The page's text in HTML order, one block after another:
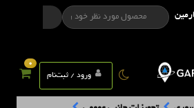
ورود / ثبت‌نام
0